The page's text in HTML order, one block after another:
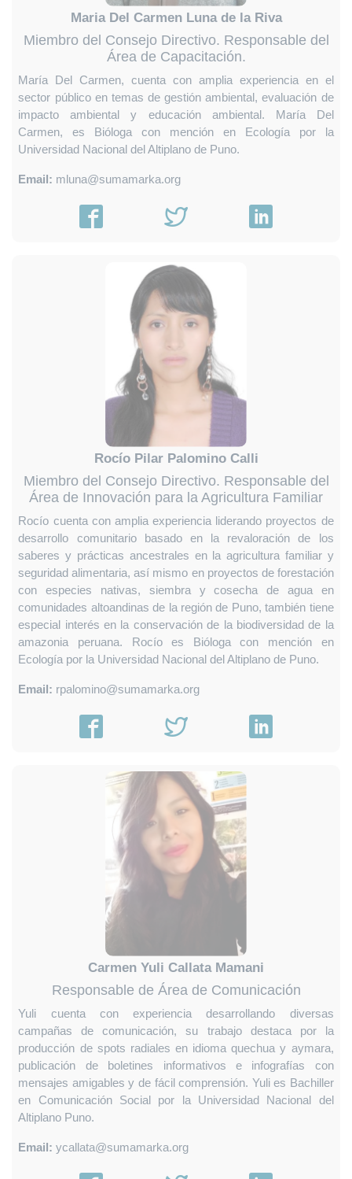
Maria Del Carmen Luna de la Riva
Miembro del Consejo Directivo. Responsable del
Área de Capacitación.
María Del Carmen, cuenta con amplia experiencia en el
sector público en temas de gestión ambiental, evaluación de
impacto ambiental y educación ambiental. María Del
Carmen, es Bióloga con mención en Ecología por la
Universidad Nacional del Altiplano de Puno.
Email: mluna@sumamarka.org
Rocío Pilar Palomino Calli
Miembro del Consejo Directivo. Responsable del
Área de Innovación para la Agricultura Familiar
Rocío cuenta con amplia experiencia liderando proyectos de
desarrollo comunitario basado en la revaloración de los
saberes y prácticas ancestrales en la agricultura familiar y
seguridad alimentaria, así mismo en proyectos de forestación
con especies nativas, siembra y cosecha de agua en
comunidades altoandinas de la región de Puno, también tiene
especial interés en la conservación de la biodiversidad de la
amazonia peruana. Rocío es Bióloga con mención en
Ecología por la Universidad Nacional del Altiplano de Puno.
Email: rpalomino@sumamarka.org
Carmen Yuli Callata Mamani
Responsable de Área de Comunicación
Yuli cuenta con experiencia desarrollando diversas
campañas de comunicación, su trabajo destaca por la
producción de spots radiales en idioma quechua y aymara,
publicación de boletines informativos e infografías con
mensajes amigables y de fácil comprensión. Yuli es Bachiller
en Comunicación Social por la Universidad Nacional del
Altiplano Puno.
Email: ycallata@sumamarka.org